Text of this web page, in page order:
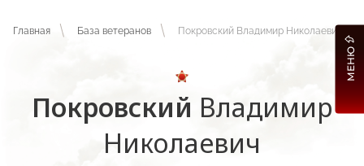
Главная База ветеранов Покровский Владимир Николаевич
Покровский Владимир
Николаевич
МЕНЮ